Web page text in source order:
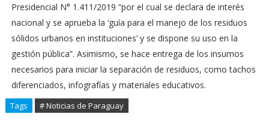
Presidencial N° 1.411/2019 “por el cual se declara de interés
nacional y se aprueba la ‘guía para el manejo de los residuos
sólidos urbanos en instituciones’ y se dispone su uso en la
gestión pública”. Asimismo, se hace entrega de los insumos
necesarios para iniciar la separación de residuos, como tachos
diferenciados, infografías y materiales educativos.
Tags # Noticias de Paraguay